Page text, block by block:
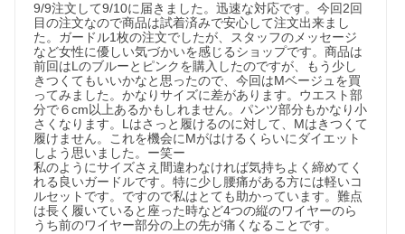
9/9注文して9/10に届きました。迅速な対応です。今回2回
目の注文なので商品は試着済みで安心して注文出来まし
た。ガードル1枚の注文でしたが、スタッフのメッセージ
など女性に優しい気づかいを感じるショップです。商品は
前回はLのブルーとピンクを購入したのですが、もう少し
きつくてもいいかなと思ったので、今回はMベージュを買
ってみました。かなりサイズに差があります。ウエスト部
分で６cm以上あるかもしれません。パンツ部分もかなり小
さくなります。Lはさっと履けるのに対して、Mはきつくて
履けません。これを機会にMがはけるくらいにダイエット
しよう思いました。ー笑ー
私のようにサイズさえ間違わなければ気持ちよく締めてく
れる良いガードルです。特に少し腰痛がある方には軽いコ
ルセットです。ですので私はとても助かっています。難点
は長く履いていると座った時など4つの縦のワイヤーのら
うち前のワイヤー部分の上の先が痛くなることです。